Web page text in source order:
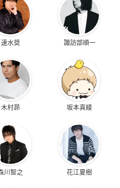
速水奨 諏訪部順一
木村昴 坂本真綾
川智之 花江夏樹